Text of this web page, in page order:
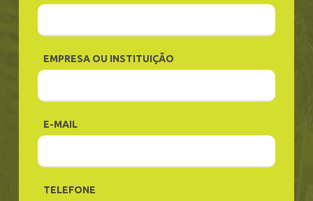
EMPRESA OU INSTITUIÇÃO
E-MAIL
TELEFONE